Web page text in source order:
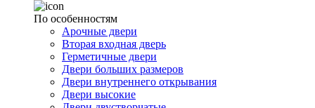
По особенностям
Арочные двери
Вторая входная дверь
Герметичные двери
Двери больших размеров
Двери внутреннего открывания
Двери высокие